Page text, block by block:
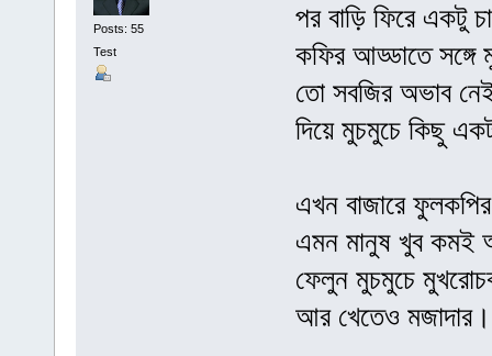
Posts: 55
Test
পর বাড়ি ফিরে একটু
কফির আড্ডাতে সঙ্গে
তো সবজির অভাব
দিয়ে মুচমুচে কিছু
এখন বাজারে
এমন মানুষ খুব কমই
ফেলুন মুচমুচে
আর খেতেও মজাদার।